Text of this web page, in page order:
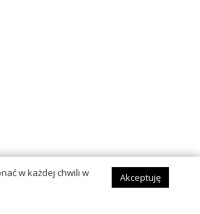
w każdej chwili w
Akceptuję